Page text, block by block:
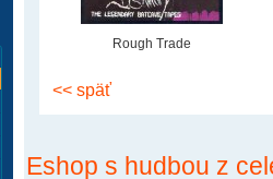
Rough Trade
<< späť
Eshop s hudbou z